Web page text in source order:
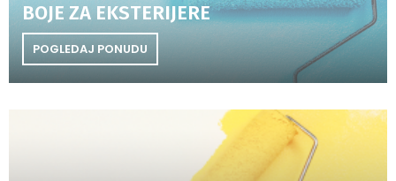
BOJE ZA EKSTERIJERE
POGLEDAJ PONUDU